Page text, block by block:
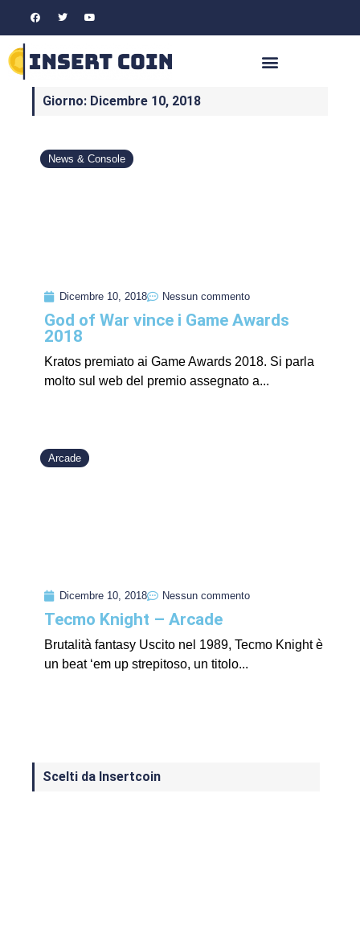
Giorno: Dicembre 10, 2018
News & Console
Dicembre 10, 2018 Nessun commento
God of War vince i Game Awards
2018
Kratos premiato ai Game Awards 2018. Si parla
molto sul web del premio assegnato a...
Arcade
Dicembre 10, 2018 Nessun commento
Tecmo Knight – Arcade
Brutalità fantasy Uscito nel 1989, Tecmo Knight è
un beat ‘em up strepitoso, un titolo...
Scelti da Insertcoin